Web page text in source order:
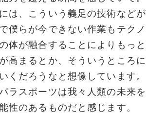
は、こういう義足の技術などが
僕らが今できない作業もテクノ
体が融合することによりもっと
高まるとか、そういうところに
くだろうなと想像しています。
ラスポーツは我々人類の未来を
性のあるものだと感じます。